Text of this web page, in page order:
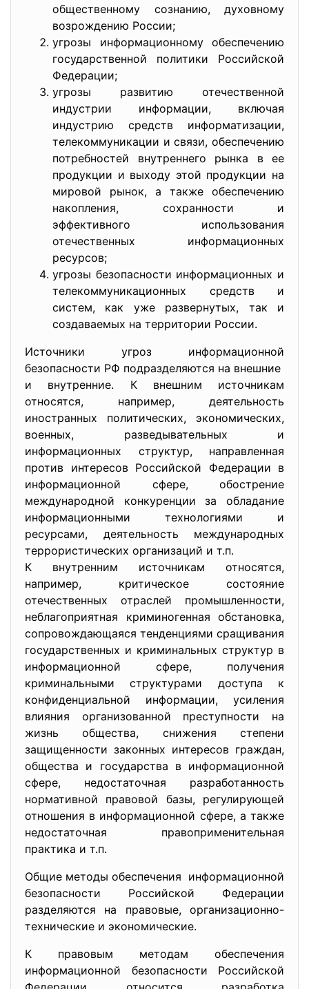
общественному сознанию, духовному
возрождению России;
угрозы информационному обеспечению
государственной политики Российской
Федерации;
угрозы развитию отечественной
индустрии информации, включая
индустрию средств информатизации,
телекоммуникации и связи, обеспечению
потребностей внутреннего рынка в ее
продукции и выходу этой продукции на
мировой рынок, а также обеспечению
накопления, сохранности и
эффективного использования
отечественных информационных
ресурсов;
угрозы безопасности информационных и
телекоммуникационных средств и
систем, как уже развернутых, так и
создаваемых на территории России.
Источники угроз информационной
безопасности РФ подразделяются на внешние
и внутренние. К внешним источникам
относятся, например, деятельность
иностранных политических, экономических,
военных, разведывательных и
информационных структур, направленная
против интересов Российской Федерации в
информационной сфере, обострение
международной конкуренции за обладание
информационными технологиями и
ресурсами, деятельность международных
террористических организаций и т.п.
К внутренним источникам относятся,
например, критическое состояние
отечественных отраслей промышленности,
неблагоприятная криминогенная обстановка,
сопровождающаяся тенденциями сращивания
государственных и криминальных структур в
информационной сфере, получения
криминальными структурами доступа к
конфиденциальной информации, усиления
влияния организованной преступности на
жизнь общества, снижения степени
защищенности законных интересов граждан,
общества и государства в информационной
сфере, недостаточная разработанность
нормативной правовой базы, регулирующей
отношения в информационной сфере, а также
недостаточная правоприменительная
практика и т.п.
Общие методы обеспечения информационной
безопасности Российской Федерации
разделяются на правовые, организационно-
технические и экономические.
К правовым методам обеспечения
информационной безопасности Российской